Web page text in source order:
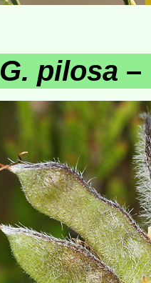
G. pilosa –